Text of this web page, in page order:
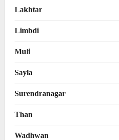
Lakhtar
Limbdi
Muli
Sayla
Surendranagar
Than
Wadhwan